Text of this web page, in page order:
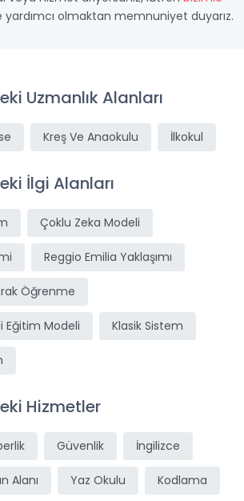
yardımcı olmaktan memnuniyet duyarız.
Uzmanlık Alanları
Kreş Ve Anaokulu İlkokul
İlgi Alanları
Çoklu Zeka Modeli
Reggio Emilia Yaklaşımı
Öğrenme
Eğitim Modeli Klasik Sistem
Hizmetler
Güvenlik İngilizce
Alanı Yaz Okulu Kodlama